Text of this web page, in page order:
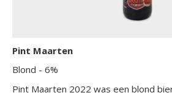
Pint Maarten
Blond - 6%
Pint Maarten 2022 was een blond